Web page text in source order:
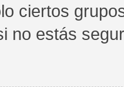
ciertos
no estás